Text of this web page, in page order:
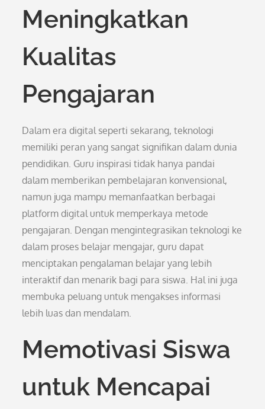
Meningkatkan
Kualitas
Pengajaran
Dalam era digital seperti sekarang, teknologi
memiliki peran yang sangat signifikan dalam dunia
pendidikan. Guru inspirasi tidak hanya pandai
dalam memberikan pembelajaran konvensional,
namun juga mampu memanfaatkan berbagai
platform digital untuk memperkaya metode
pengajaran. Dengan mengintegrasikan teknologi ke
dalam proses belajar mengajar, guru dapat
menciptakan pengalaman belajar yang lebih
interaktif dan menarik bagi para siswa. Hal ini juga
membuka peluang untuk mengakses informasi
lebih luas dan mendalam.
Memotivasi Siswa
untuk Mencapai